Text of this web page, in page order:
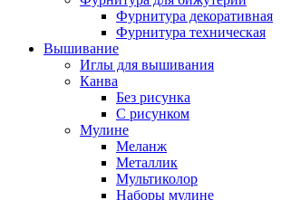
Фурнитура декоративная
Фурнитура техническая
Вышивание
Иглы для вышивания
Канва
Без рисунка
С рисунком
Мулине
Меланж
Металлик
Мультиколор
Наборы мулине